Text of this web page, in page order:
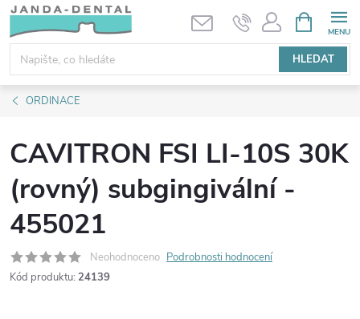
Přejít
obsah
HLEDAT
NÁKUPNÍ
KOŠÍK
ORDINACE
CAVITRON FSI LI-10S 30K
(rovný) subgingivální -
455021
Neohodnoceno Podrobnosti hodnocení
Kód produktu: 24139